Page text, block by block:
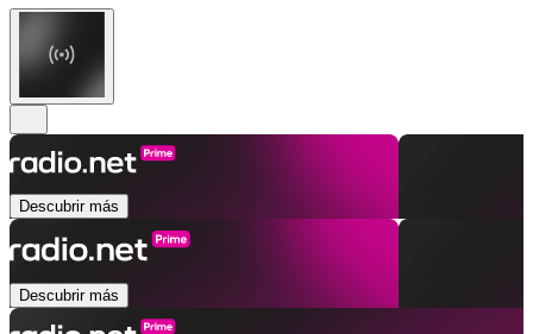
Descubrir más
Descubrir más